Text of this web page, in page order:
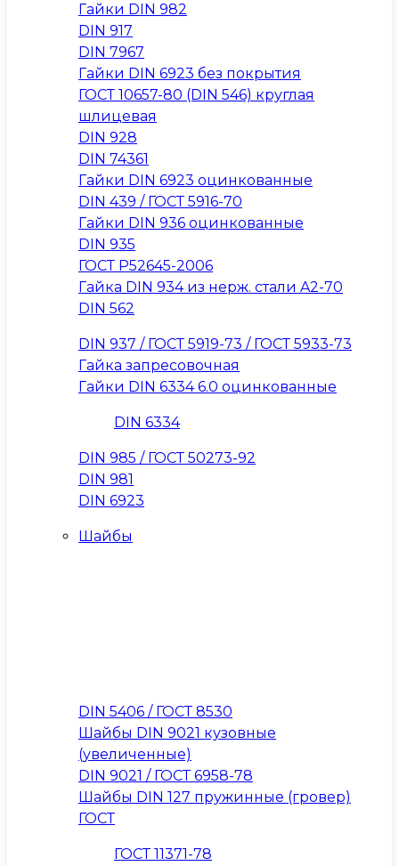
Гайки DIN 982
DIN 917
DIN 7967
Гайки DIN 6923 без покрытия
ГОСТ 10657-80 (DIN 546) круглая
шлицевая
DIN 928
DIN 74361
Гайки DIN 6923 оцинкованные
DIN 439 / ГОСТ 5916-70
Гайки DIN 936 оцинкованные
DIN 935
ГОСТ Р52645-2006
Гайка DIN 934 из нерж. стали A2-70
DIN 562
DIN 937 / ГОСТ 5919-73 / ГОСТ 5933-73
Гайка запресовочная
Гайки DIN 6334 6.0 оцинкованные
DIN 6334
DIN 985 / ГОСТ 50273-92
DIN 981
DIN 6923
Шайбы
DIN 5406 / ГОСТ 8530
Шайбы DIN 9021 кузовные
(увеличенные)
DIN 9021 / ГОСТ 6958-78
Шайбы DIN 127 пружинные (гровер)
ГОСТ
ГОСТ 11371-78